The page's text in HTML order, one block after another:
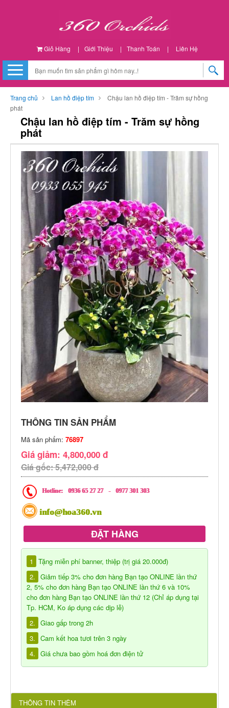
Giỏ Hàng | Giới Thiệu | Thanh Toán | Liên Hệ
Trang chủ Lan hồ điệp tím
Chậu lan hồ điệp tím - Trăm sự hồng
phát
Chậu lan hồ điệp tím - Trăm sự hồng
phát
THÔNG TIN SẢN PHẨM
Mã sản phẩm: 76897
Giá giảm: 4,800,000 đ
Giá gốc: 5,472,000 đ
Hotline: 0936 65 27 27 - 0977 301 303
info@hoa360.vn
ĐẶT HÀNG
1
Tặng miễn phí banner, thiệp (trị giá 20.000đ)
2. Giảm tiếp 3% cho đơn hàng Bạn tạo ONLINE lần thứ
2, 5% cho đơn hàng Bạn tạo ONLINE lần thứ 6 và 10%
cho đơn hàng Bạn tạo ONLINE lần thứ 12 (Chỉ áp dụng tại
Tp. HCM, Ko áp dụng các dịp lễ)
2. Giao gấp trong 2h
3. Cam kết hoa tươi trên 3 ngày
4. Giá chưa bao gồm hoá đơn điện tử
THÔNG TIN THÊM